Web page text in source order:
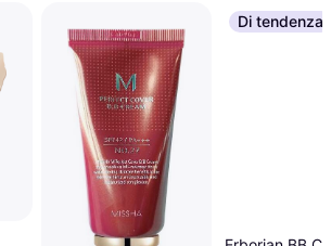
Di tendenza